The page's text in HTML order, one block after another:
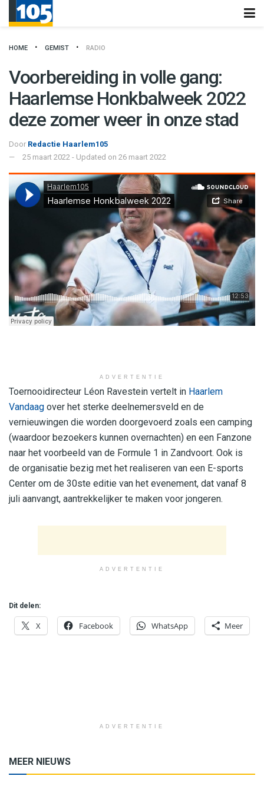
HOME GEMIST RADIO
Voorbereiding in volle gang:
Haarlemse Honkbalweek 2022
deze zomer weer in onze stad
Door Redactie Haarlem105
25 maart 2022 - Updated on 26 maart 2022
Haarlem105·Haarlemse Honkbalweek 2022
ADVERTENTIE
Toernooidirecteur Léon Ravestein vertelt in Haarlem
Vandaag over het sterke deelnemersveld en de
vernieuwingen die worden doorgevoerd zoals een camping
(waardoor bezoekers kunnen overnachten) en een Fanzone
naar het voorbeeld van de Formule 1 in Zandvoort. Ook is
de organisatie bezig met het realiseren van een E-sports
Center om de 30ste editie van het evenement, dat vanaf 8
juli aanvangt, aantrekkelijker te maken voor jongeren.
ADVERTENTIE
Dit delen:
X Facebook WhatsApp Meer
ADVERTENTIE
MEER NIEUWS